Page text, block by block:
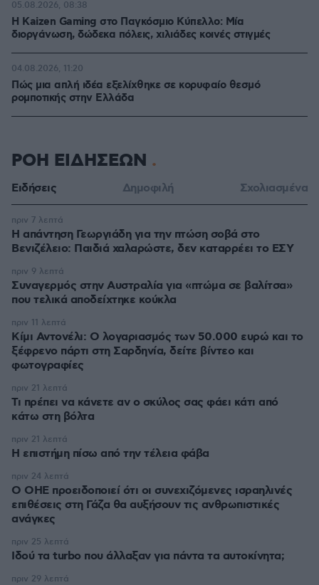
H Kaizen Gaming στο Παγκόσμιο Kύπελλο: Μία
διοργάνωση, δώδεκα πόλεις, χιλιάδες κοινές στιγμές
05.08.2026, 08:38
Πώς μια απλή ιδέα εξελίχθηκε σε κορυφαίο θεσμό
ρομποτικής στην Ελλάδα
04.08.2026, 11:20
ΡΟΗ ΕΙΔΗΣΕΩΝ
Ειδήσεις Δημοφιλή Σχολιασμένα
Η απάντηση Γεωργιάδη για την πτώση σοβά στο
Βενιζέλειο: Παιδιά χαλαρώστε, δεν καταρρέει το ΕΣΥ
πριν 7 λεπτά
Συναγερμός στην Αυστραλία για «πτώμα σε βαλίτσα»
που τελικά αποδείχτηκε κούκλα
πριν 9 λεπτά
Κίμι Αντονέλι: Ο λογαριασμός των 50.000 ευρώ και το
ξέφρενο πάρτι στη Σαρδηνία, δείτε βίντεο και
φωτογραφίες
πριν 11 λεπτά
Τι πρέπει να κάνετε αν ο σκύλος σας φάει κάτι από
κάτω στη βόλτα
πριν 21 λεπτά
Η επιστήμη πίσω από την τέλεια φάβα
πριν 21 λεπτά
Ο ΟΗΕ προειδοποιεί ότι οι συνεχιζόμενες ισραηλινές
επιθέσεις στη Γάζα θα αυξήσουν τις ανθρωπιστικές
ανάγκες
πριν 24 λεπτά
Ιδού τα turbo που άλλαξαν για πάντα τα αυτοκίνητα;
πριν 25 λεπτά
πριν 29 λεπτά